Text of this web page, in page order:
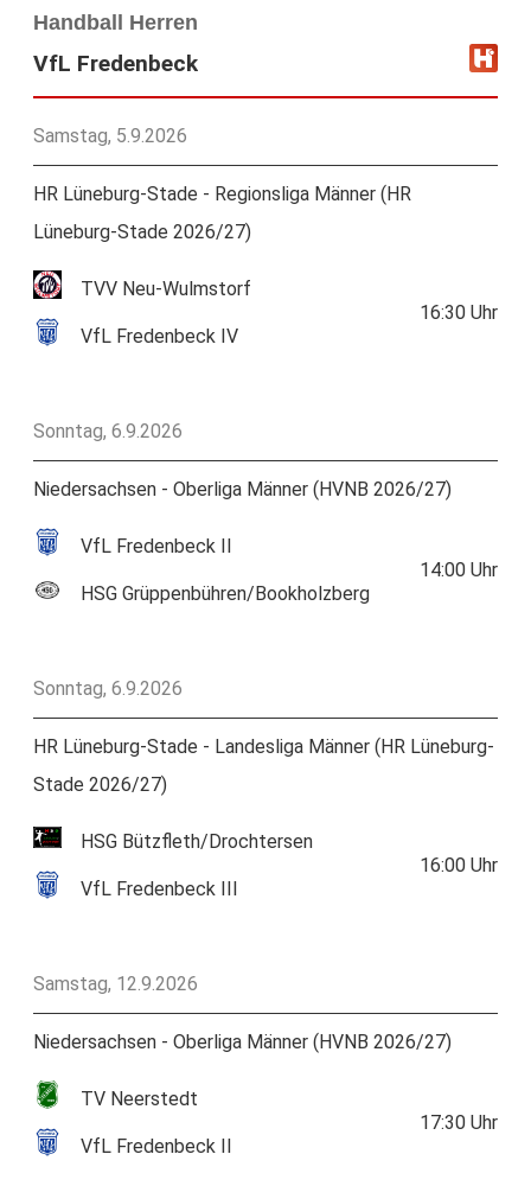
Handball Herren
VfL Fredenbeck
Samstag, 5.9.2026
HR Lüneburg-Stade - Regionsliga Männer (HR
Lüneburg-Stade 2026/27)
TVV Neu-Wulmstorf
VfL Fredenbeck IV
16:30 Uhr
Sonntag, 6.9.2026
Niedersachsen - Oberliga Männer (HVNB 2026/27)
VfL Fredenbeck II
HSG Grüppenbühren/Bookholzberg
14:00 Uhr
Sonntag, 6.9.2026
HR Lüneburg-Stade - Landesliga Männer (HR Lüneburg-
Stade 2026/27)
HSG Bützfleth/Drochtersen
VfL Fredenbeck III
16:00 Uhr
Samstag, 12.9.2026
Niedersachsen - Oberliga Männer (HVNB 2026/27)
TV Neerstedt
VfL Fredenbeck II
17:30 Uhr